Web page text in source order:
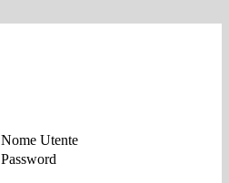
Nome Utente
Password